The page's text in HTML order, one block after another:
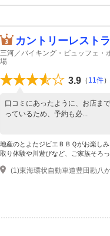
カントリーレスト
三河／バイキング・ビュッフェ・
場
3.9 （ 11件）
口コミにあったように、お店ま
っているため、予約も必...
地産のとよたジビエＢＢＱがお楽し
取り体験や川遊びなど、ご家族そろ